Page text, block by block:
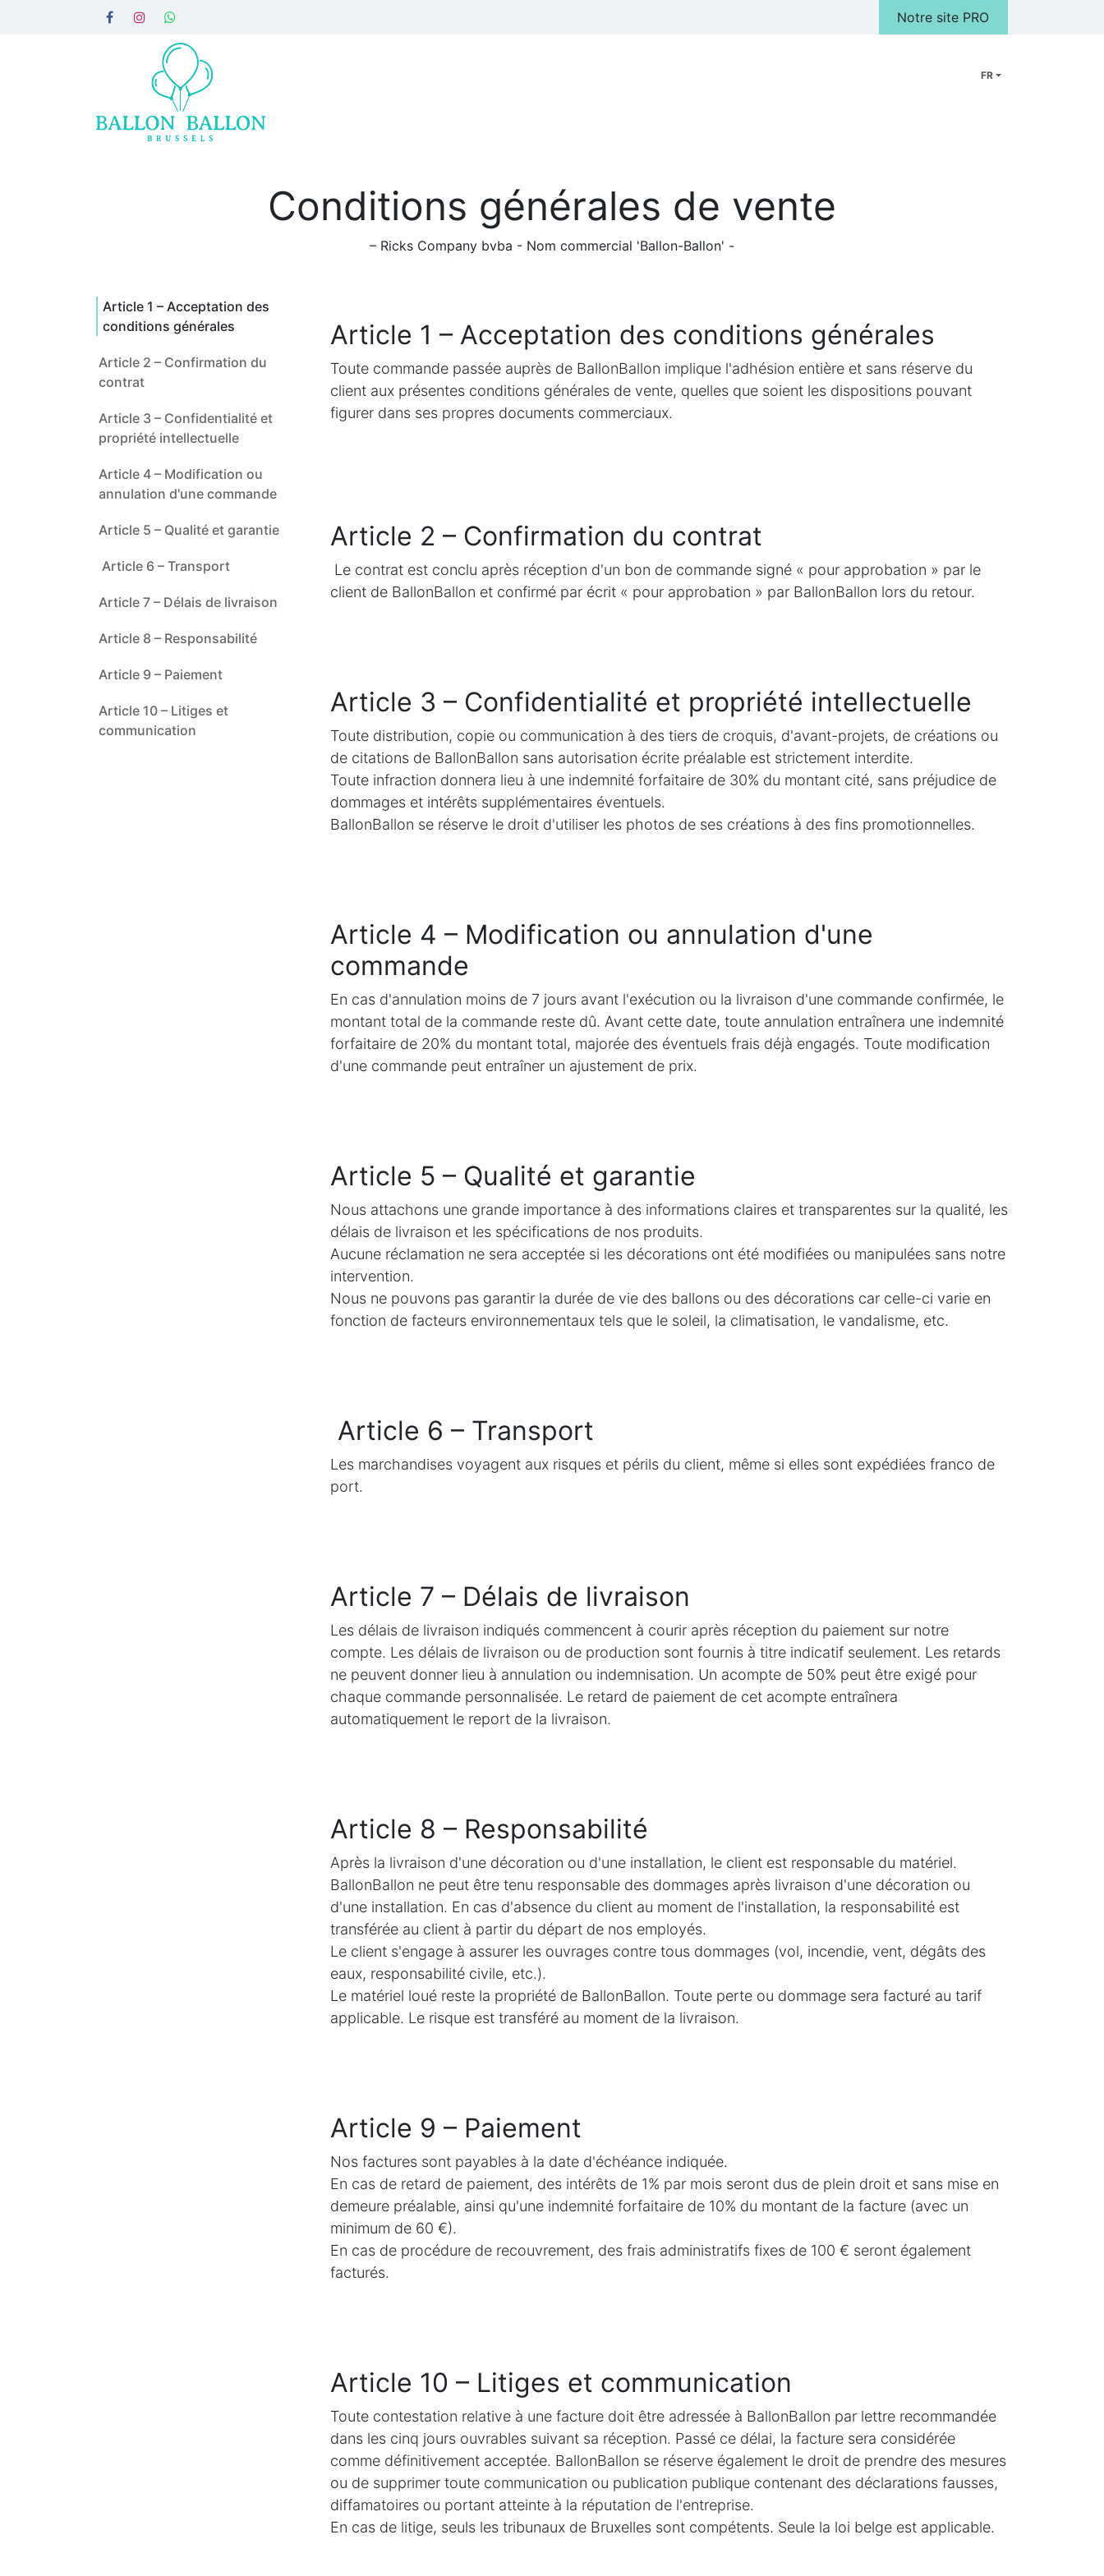
Se rendre au contenu Notre site PRO
FR
Conditions générales de vente
– Ricks Company bvba - Nom commercial 'Ballon-Ballon' -
Article 1 – Acceptation des
conditions générales
Article 2 – Confirmation du
contrat
Article 3 – Confidentialité et
propriété intellectuelle
Article 4 – Modification ou
annulation d'une commande
Article 5 – Qualité et garantie
Article 6 – Transport
Article 7 – Délais de livraison
Article 8 – Responsabilité
Article 9 – Paiement
Article 10 – Litiges et
communication
Article 1 – Acceptation des conditions générales
Toute commande passée auprès de BallonBallon implique l'adhésion entière et sans réserve du
client aux présentes conditions générales de vente, quelles que soient les dispositions pouvant
figurer dans ses propres documents commerciaux.
Article 2 – Confirmation du contrat
Le contrat est conclu après réception d'un bon de commande signé « pour approbation » par le
client de BallonBallon et confirmé par écrit « pour approbation » par BallonBallon lors du retour.
Article 3 – Confidentialité et propriété intellectuelle
Toute distribution, copie ou communication à des tiers de croquis, d'avant-projets, de créations ou
de citations de BallonBallon sans autorisation écrite préalable est strictement interdite.
Toute infraction donnera lieu à une indemnité forfaitaire de 30% du montant cité, sans préjudice de
dommages et intérêts supplémentaires éventuels.
BallonBallon se réserve le droit d'utiliser les photos de ses créations à des fins promotionnelles.
Article 4 – Modification ou annulation d'une
commande
En cas d'annulation moins de 7 jours avant l'exécution ou la livraison d'une commande confirmée, le
montant total de la commande reste dû. Avant cette date, toute annulation entraînera une indemnité
forfaitaire de 20% du montant total, majorée des éventuels frais déjà engagés. Toute modification
d'une commande peut entraîner un ajustement de prix.
Article 5 – Qualité et garantie
Nous attachons une grande importance à des informations claires et transparentes sur la qualité, les
délais de livraison et les spécifications de nos produits.
Aucune réclamation ne sera acceptée si les décorations ont été modifiées ou manipulées sans notre
intervention.
Nous ne pouvons pas garantir la durée de vie des ballons ou des décorations car celle-ci varie en
fonction de facteurs environnementaux tels que le soleil, la climatisation, le vandalisme, etc.
Article 6 – Transport
Les marchandises voyagent aux risques et périls du client, même si elles sont expédiées franco de
port.
Article 7 – Délais de livraison
Les délais de livraison indiqués commencent à courir après réception du paiement sur notre
compte. Les délais de livraison ou de production sont fournis à titre indicatif seulement. Les retards
ne peuvent donner lieu à annulation ou indemnisation. Un acompte de 50% peut être exigé pour
chaque commande personnalisée. Le retard de paiement de cet acompte entraînera
automatiquement le report de la livraison.
Article 8 – Responsabilité
Après la livraison d'une décoration ou d'une installation, le client est responsable du matériel.
BallonBallon ne peut être tenu responsable des dommages après livraison d'une décoration ou
d'une installation. En cas d'absence du client au moment de l'installation, la responsabilité est
transférée au client à partir du départ de nos employés.
Le client s'engage à assurer les ouvrages contre tous dommages (vol, incendie, vent, dégâts des
eaux, responsabilité civile, etc.).
Le matériel loué reste la propriété de BallonBallon. Toute perte ou dommage sera facturé au tarif
applicable. Le risque est transféré au moment de la livraison.
Article 9 – Paiement
Nos factures sont payables à la date d'échéance indiquée.
En cas de retard de paiement, des intérêts de 1% par mois seront dus de plein droit et sans mise en
demeure préalable, ainsi qu'une indemnité forfaitaire de 10% du montant de la facture (avec un
minimum de 60 €).
En cas de procédure de recouvrement, des frais administratifs fixes de 100 € seront également
facturés.
Article 10 – Litiges et communication
Toute contestation relative à une facture doit être adressée à BallonBallon par lettre recommandée
dans les cinq jours ouvrables suivant sa réception. Passé ce délai, la facture sera considérée
comme définitivement acceptée. BallonBallon se réserve également le droit de prendre des mesures
ou de supprimer toute communication ou publication publique contenant des déclarations fausses,
diffamatoires ou portant atteinte à la réputation de l'entreprise.
En cas de litige, seuls les tribunaux de Bruxelles sont compétents. Seule la loi belge est applicable.